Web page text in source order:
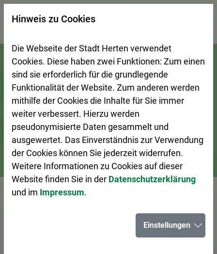
Zur Startseite (Schnelltaste 0)
Zum Seitenanfang springen (Schnelltaste A)
Zur Navigation/Menü springen (Schnelltaste M)
Zur Suche springen (Schnelltaste 8)
Zum Inhalt springen (Schnelltaste I)
Zum Fußbereich springen (Schnelltaste Z)
Bürgerservice Ansprechpersonen A–Z
Vorlesen
Herr Brüggemann
Suchseite mit Schnellsuche
Hinweis zu Cookies
Die Webseite der Stadt Herten verwendet
Cookies. Diese haben zwei Funktionen: Zum einen
sind sie erforderlich für die grundlegende
Funktionalität der Website. Zum anderen werden
mithilfe der Cookies die Inhalte für Sie immer
weiter verbessert. Hierzu werden
pseudonymisierte Daten gesammelt und
ausgewertet. Das Einverständnis zur Verwendung
der Cookies können Sie jederzeit widerrufen.
Weitere Informationen zu Cookies auf dieser
Website finden Sie in der Datenschutzerklärung
und im Impressum.
Einstellungen